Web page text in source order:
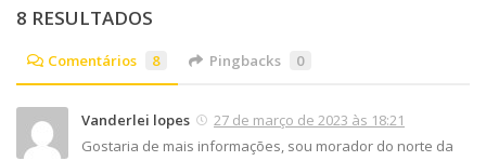
8 RESULTADOS
Comentários 8 Pingbacks 0
Vanderlei lopes
27 de março de 2023 às 18:21
Gostaria de mais informações, sou morador do norte da